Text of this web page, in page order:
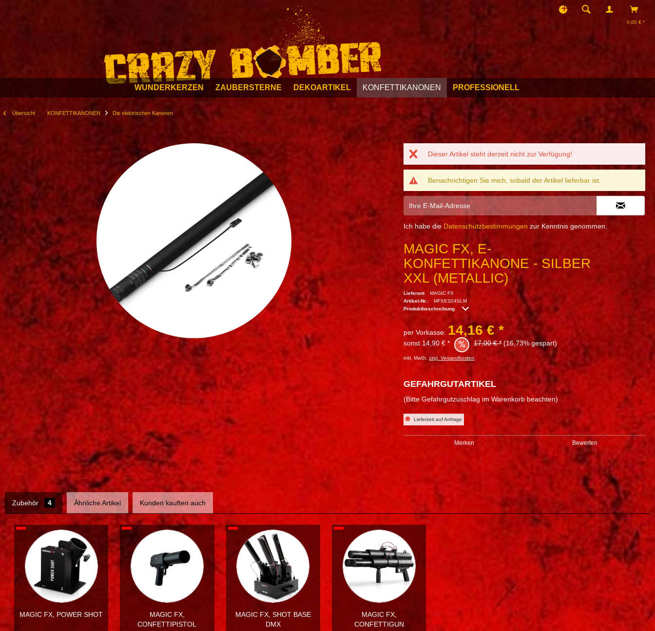
0,00 € *
WUNDERKERZEN ZAUBERSTERNE DEKOARTIKEL KONFETTIKANONEN PROFESSIONELL
Übersicht KONFETTIKANONEN Die elektrischen Kanonen
Dieser Artikel steht derzeit nicht zur Verfügung!
Benachrichtigen Sie mich, sobald der Artikel lieferbar ist.
Ich habe die Datenschutzbestimmungen zur Kenntnis genommen.
MAGIC FX, E-
KONFETTIKANONE - SILBER
XXL (METALLIC)
Lieferant
MAGIC FX
Artikel-Nr.:
MFXES04SLM
Produktbeschreibung
per Vorkasse: 14,16 € *
sonst 14,90 € * 17,00 € * (16,73% gespart)
inkl. MwSt.zzgl. Versandkosten
GEFAHRGUTARTIKEL
(Bitte Gefahrgutzuschlag im Warenkorb beachten)
Lieferzeit auf Anfrage
Merken Bewerten
Zubehör 4 Ähnliche Artikel Kunden kauften auch
MAGIC FX, POWER SHOT
MAGIC FX,
CONFETTIPISTOL
MAGIC FX, SHOT BASE
DMX
MAGIC FX,
CONFETTIGUN